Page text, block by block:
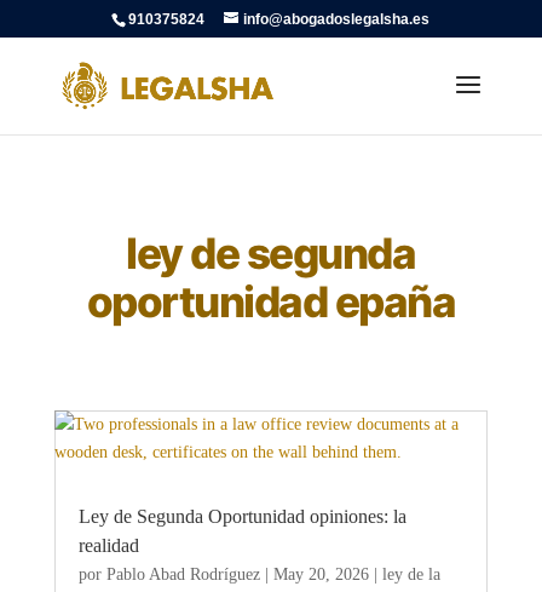
910375824 info@abogadoslegalsha.es
ley de segunda
oportunidad epaña
Ley de Segunda Oportunidad opiniones: la
realidad
por Pablo Abad Rodríguez| May 20, 2026| ley de la